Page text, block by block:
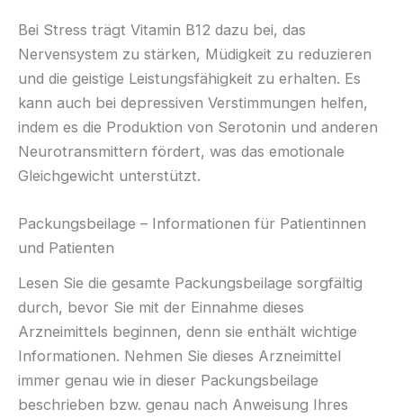
Bei Stress trägt Vitamin B12 dazu bei, das
Nervensystem zu stärken, Müdigkeit zu reduzieren
und die geistige Leistungsfähigkeit zu erhalten. Es
kann auch bei depressiven Verstimmungen helfen,
indem es die Produktion von Serotonin und anderen
Neurotransmittern fördert, was das emotionale
Gleichgewicht unterstützt.
Packungsbeilage – Informationen für Patientinnen
und Patienten
Lesen Sie die gesamte Packungsbeilage sorgfältig
durch, bevor Sie mit der Einnahme dieses
Arzneimittels beginnen, denn sie enthält wichtige
Informationen. Nehmen Sie dieses Arzneimittel
immer genau wie in dieser Packungsbeilage
beschrieben bzw. genau nach Anweisung Ihres